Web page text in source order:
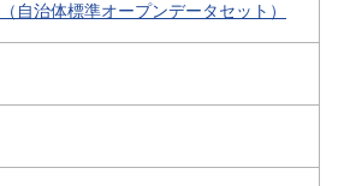
自治体標準オープンデータセット）